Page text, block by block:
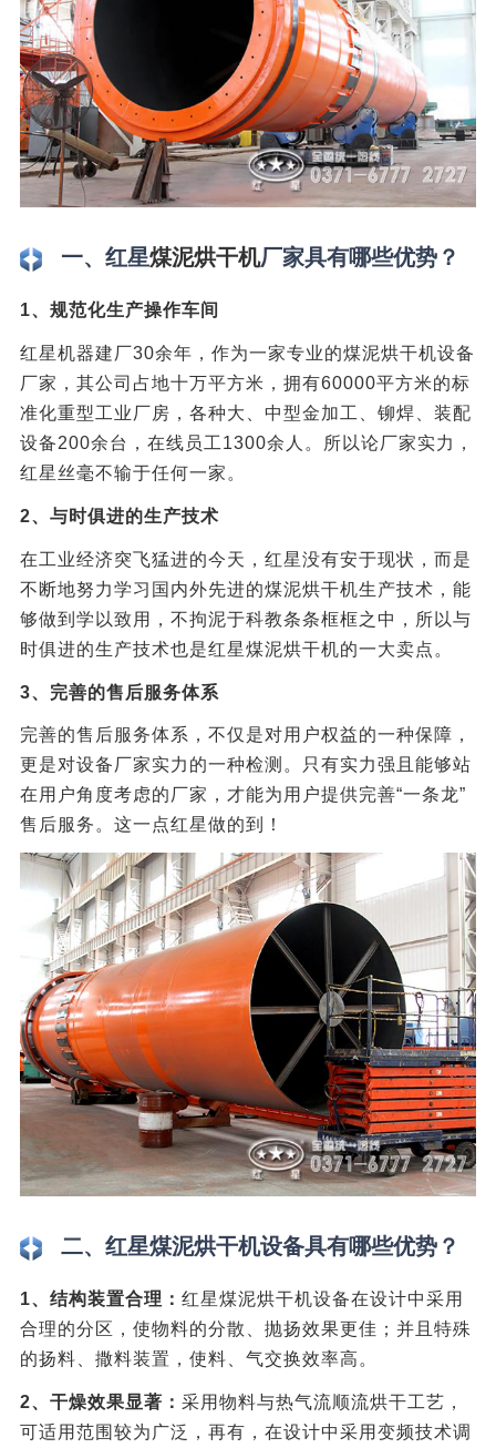
一、红星煤泥烘干机厂家具有哪些优势？
1、规范化生产操作车间
红星机器建厂30余年，作为一家专业的煤泥烘干机设备
厂家，其公司占地十万平方米，拥有60000平方米的标
准化重型工业厂房，各种大、中型金加工、铆焊、装配
设备200余台，在线员工1300余人。所以论厂家实力，
红星丝毫不输于任何一家。
2、与时俱进的生产技术
在工业经济突飞猛进的今天，红星没有安于现状，而是
不断地努力学习国内外先进的煤泥烘干机生产技术，能
够做到学以致用，不拘泥于科教条条框框之中，所以与
时俱进的生产技术也是红星煤泥烘干机的一大卖点。
3、完善的售后服务体系
完善的售后服务体系，不仅是对用户权益的一种保障，
更是对设备厂家实力的一种检测。只有实力强且能够站
在用户角度考虑的厂家，才能为用户提供完善“一条龙”
售后服务。这一点红星做的到！
二、红星煤泥烘干机设备具有哪些优势？
1、结构装置合理： 红星煤泥烘干机设备在设计中采用
合理的分区，使物料的分散、抛扬效果更佳；并且特殊
的扬料、撒料装置，使料、气交换效率高。
2、干燥效果显著： 采用物料与热气流顺流烘干工艺，
可适用范围较为广泛，再有，在设计中采用变频技术调